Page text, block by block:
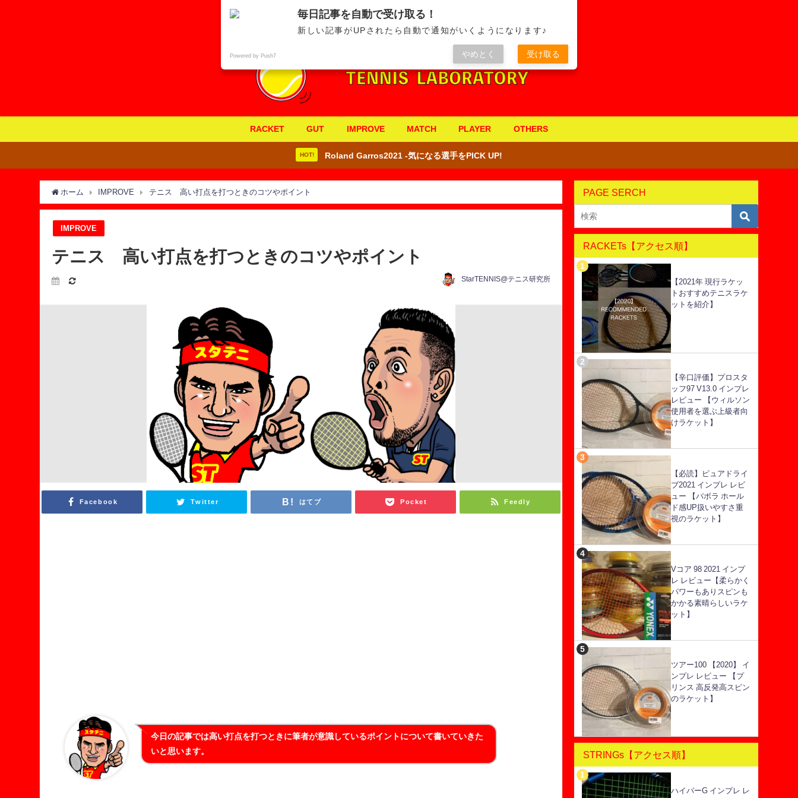
RACKET GUT IMPROVE MATCH PLAYER OTHERS
HOT! Roland Garros2021 -気になる選手をPICK UP!
ホーム IMPROVE テニス 高い打点を打つときのコツやポイント
IMPROVE
テニス 高い打点を打つときのコツやポイント
StarTENNIS@テニス研究所
Facebook Twitter はてブ Pocket Feedly
今日の記事では高い打点を打つときに筆者が意識しているポイントについて書いていきた
いと思います。
PAGE SERCH
RACKETs【アクセス順】
【2021年 現行ラケッ
トおすすめテニスラケ
ットを紹介】
【辛口評価】プロスタ
ッフ97 V13.0 インプレ
レビュー 【ウィルソン
使用者を選ぶ上級者向
けラケット】
【必読】ピュアドライ
ブ2021 インプレ レビ
ュー 【バボラ ホール
ド感UP扱いやすさ重
視のラケット】
Vコア 98 2021 インプ
レ レビュー【柔らかく
パワーもありスピンも
かかる素晴らしいラケ
ット】
ツアー100 【2020】 イ
ンプレ レビュー 【プ
リンス 高反発高スピン
のラケット】
STRINGs【アクセス順】
ハイパーG インプレ レ
毎日記事を自動で受け取る！
新しい記事がUPされたら自動で通知がいくようになります♪
Powered by Push7 やめとく 受け取る